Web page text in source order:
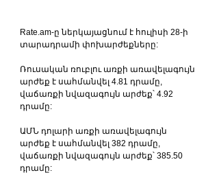
Rate.am-ը ներկայացնում է հուլիսի 28-ի
տարադրամի փոխարժեքները:
Ռուսական ռուբլու առքի առավելագույն
արժեք է սահմանվել 4.81 դրամը,
վաճառքի նվազագույն արժեք՝ 4.92
դրամը:
ԱՄՆ դոլարի առքի առավելագույն
արժեք է սահմանվել 382 դրամը,
վաճառքի նվազագույն արժեք՝ 385.50
դրամը: